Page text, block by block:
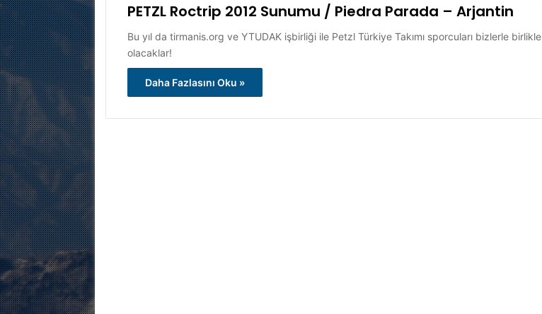
PETZL Roctrip 2012 Sunumu / Piedra Parada – Arjantin
Bu yıl da tirmanis.org ve YTUDAK işbirliği ile Petzl Türkiye Takımı sporcuları bizlerle birlikle
olacaklar!
Daha Fazlasını Oku »